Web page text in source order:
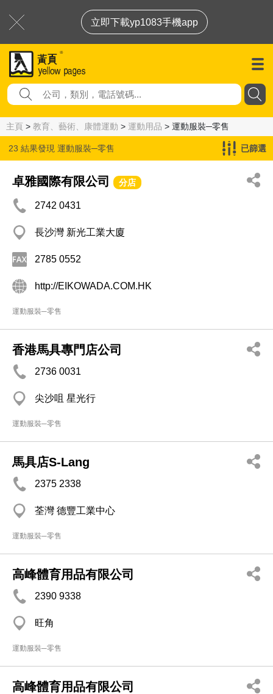
立即下載yp1083手機app
主頁 > 教育、藝術、康體運動 > 運動用品 > 運動服裝─零售
23 結果發現 運動服裝─零售 已篩選
卓雅國際有限公司 分店
2742 0431
長沙灣 新光工業大廈
2785 0552
http://EIKOWADA.COM.HK
運動服裝─零售
香港馬具專門店公司
2736 0031
尖沙咀 星光行
運動服裝─零售
馬具店S-Lang
2375 2338
荃灣 德豐工業中心
運動服裝─零售
高峰體育用品有限公司
2390 9338
旺角
運動服裝─零售
高峰體育用品有限公司